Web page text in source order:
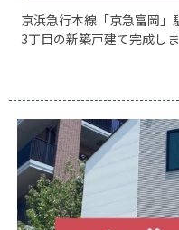
京浜急行本線「京急富岡
3丁目の新築戸建て完成